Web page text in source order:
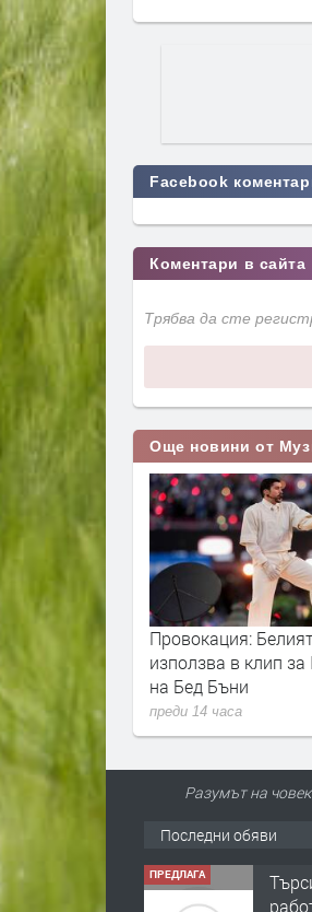
Facebook
Коментари в сайта
Трябва да сте
Още новини от
Sunset Port Festival
Магията на
залез в Поморие
преди 15 часа
Разумът на
Последни обяви
ПРЕДЛАГА
🌱